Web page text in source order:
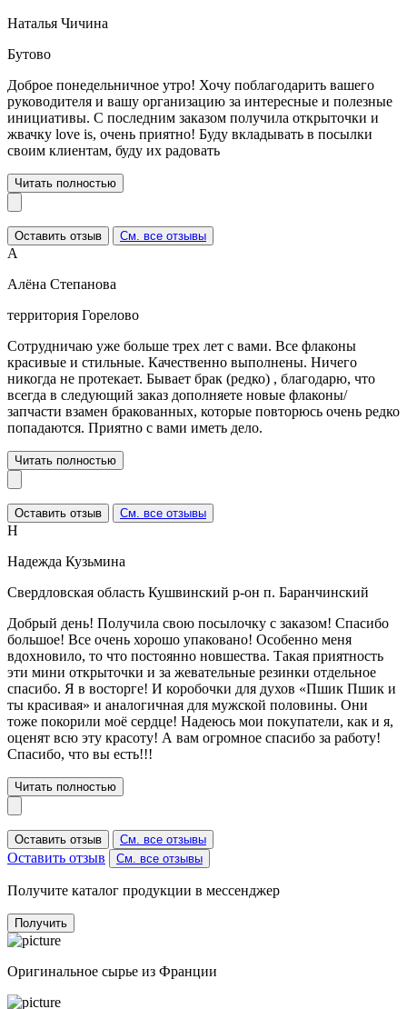
Наталья Чичина
Бутово
Доброе понедельничное утро! Хочу поблагодарить вашего
руководителя и вашу организацию за интересные и полезные
инициативы. С последним заказом получила открыточки и
жвачку love is, очень приятно! Буду вкладывать в посылки
своим клиентам, буду их радовать
Читать полностью
Оставить отзыв См. все отзывы
А
Алёна Степанова
территория Горелово
Сотрудничаю уже больше трех лет с вами. Все флаконы
красивые и стильные. Качественно выполнены. Ничего
никогда не протекает. Бывает брак (редко) , благодарю, что
всегда в следующий заказ дополняете новые флаконы/
запчасти взамен бракованных, которые повторюсь очень редко
попадаются. Приятно с вами иметь дело.
Читать полностью
Оставить отзыв См. все отзывы
Н
Надежда Кузьмина
Свердловская область Кушвинский р-он п. Баранчинский
Добрый день! Получила свою посылочку с заказом! Спасибо
большое! Все очень хорошо упаковано! Особенно меня
вдохновило, то что постоянно новшества. Такая приятность
эти мини открыточки и за жевательные резинки отдельное
спасибо. Я в восторге! И коробочки для духов «Пшик Пшик и
ты красивая» и аналогичная для мужской половины. Они
тоже покорили моё сердце! Надеюсь мои покупатели, как и я,
оценят всю эту красоту! А вам огромное спасибо за работу!
Спасибо, что вы есть!!!
Читать полностью
Оставить отзыв См. все отзывы
Оставить отзыв См. все отзывы
Получите каталог продукции в мессенджер
Получить
Оригинальное сырье из Франции